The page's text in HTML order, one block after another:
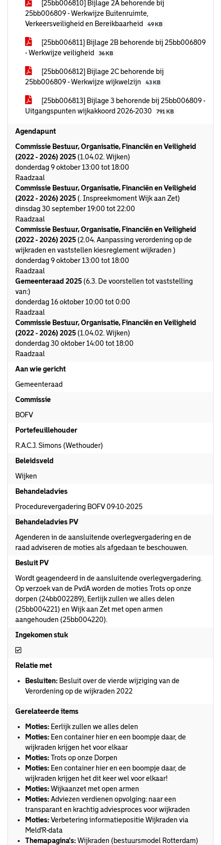
[25bb006810] Bijlage 2A behorende bij
25bb006809 - Werkwijze Buitenruimte,
Verkeersveiligheid en Bereikbaarheid
49 KB
[25bb006811] Bijlage 2B behorende bij 25bb006809
- Werkwijze veiligheid
36 KB
[25bb006812] Bijlage 2C behorende bij
25bb006809 - Werkwijze wijkwelzijn
43 KB
[25bb006813] Bijlage 3 behorende bij 25bb006809 -
Uitgangspunten wijkakkoord 2026-2030
791 KB
Agendapunt
Commissie Bestuur, Organisatie, Financiën en Veiligheid
(2022 - 2026) 2025 (1.04.02. Wijken)
donderdag 9 oktober 13:00 tot 18:00
Raadzaal
Commissie Bestuur, Organisatie, Financiën en Veiligheid
(2022 - 2026) 2025 (. Inspreekmoment Wijk aan Zet)
dinsdag 30 september 19:00 tot 22:00
Raadzaal
Commissie Bestuur, Organisatie, Financiën en Veiligheid
(2022 - 2026) 2025 (2.04. Aanpassing verordening op de
wijkraden en vaststellen kiesreglement wijkraden )
donderdag 9 oktober 13:00 tot 18:00
Raadzaal
Gemeenteraad 2025 (6.3. De voorstellen tot vaststelling
van:)
donderdag 16 oktober 10:00 tot 0:00
Raadzaal
Commissie Bestuur, Organisatie, Financiën en Veiligheid
(2022 - 2026) 2025 (1.04.02. Wijken)
donderdag 30 oktober 14:00 tot 18:00
Raadzaal
Aan wie gericht
Gemeenteraad
Commissie
BOFV
Portefeuillehouder
R.A.C.J. Simons (Wethouder)
Beleidsveld
Wijken
Behandeladvies
Procedurevergadering BOFV 09-10-2025
Behandeladvies PV
Agenderen in de aansluitende overlegvergadering en de
raad adviseren de moties als afgedaan te beschouwen.
Besluit PV
Wordt geagendeerd in de aansluitende overlegvergadering.
Op verzoek van de PvdA worden de moties Trots op onze
dorpen (24bb002289), Eerlijk zullen we alles delen
(25bb004221) en Wijk aan Zet met open armen
aangehouden (25bb004220).
Ingekomen stuk
Ingekomen stuk
Relatie met
Besluiten: Besluit over de vierde wijziging van de
Verordening op de wijkraden 2022
Gerelateerde items
Moties: Eerlijk zullen we alles delen
Moties: Een container hier en een boompje daar, de
wijkraden krijgen het voor elkaar
Moties:Trots op onze Dorpen
Moties: Een container hier en een boompje daar, de
wijkraden krijgen het dit keer wel voor elkaar!
Moties:Wijkaanzet met open armen
Moties:Adviezen verdienen opvolging: naar een
transparant en krachtig adviesproces voor wijkraden
Moties:Verbetering informatiepositie Wijkraden via
Meld'R-data
Themapagina's:Wijkraden (bestuursmodel Rotterdam)